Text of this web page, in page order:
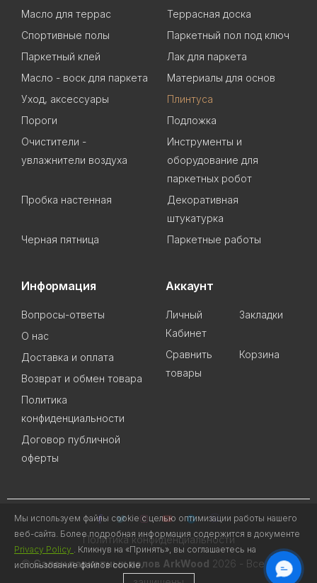
Масло для террас
Террасная доска
Спортивные полы
Паркетный пол под ключ
Паркетный клей
Лак для паркета
Масло - воск для паркета
Материалы для основ
Уход, аксессуары
Плинтуса
Пороги
Подложка
Очистители -
увлажнители воздуха
Инструменты и
оборудование для
паркетных робот
Пробка настенная
Декоративная
штукатурка
Черная пятница
Паркетные работы
Информация
Вопросы-ответы
О нас
Доставка и оплата
Возврат и обмен товара
Политика
конфиденциальности
Договор публичной
оферты
Аккаунт
Личный
Кабинет
Закладки
Сравнить
товары
Корзина
©Салон паркетных полов ArkWood 2026 - Все права
Политика конфиденциальности
Мы используем файлы cookie с целью оптимизации работы нашего
веб-сайта. Более подробная информация содержится в документе
Privacy Policy . Кликнув на «Принять», вы соглашаетесь на
использование файлов cookie.